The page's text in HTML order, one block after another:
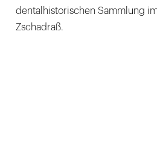
dentalhistorischen Sammlung
Zschadraß.